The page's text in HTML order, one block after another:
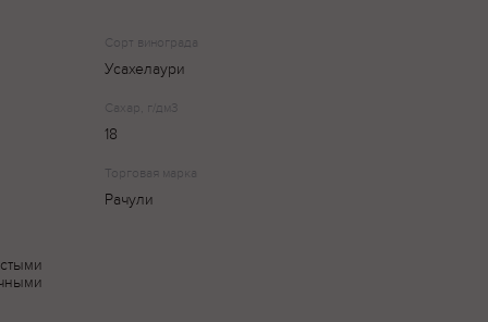
Сорт винограда
Усахелаури
Сахар, г/дм3
18
Торговая марка
Рачули